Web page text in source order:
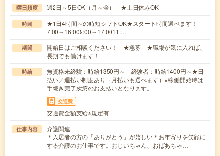
曜日頻度 週2日～5日OK（月～金） ★土日休みOK
時間
★1日4時間～の時短シフトOK★スタート時間選べます！
7:00～16:009:00～17:0011:…
期間
開始日はご相談ください！ ★急募 ★職場が気に入れば、
長期でも働けます！
時給
無資格未経験：時給1350円～ 経験者：時給1400円～★日
払い／週払い制度あり（月払いも選べます）※稼働開始時は
手続き完了次第のお支払いとなります。
交通費
交通費全額支給※規定有
仕事内容
介護関連
＊入居者の方の「ありがとう」が嬉しい＊お年寄りを笑顔に
する介護のお仕事です。おじいちゃん、おばあちゃ…